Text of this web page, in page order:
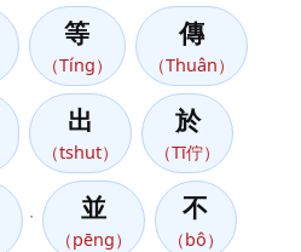
等
（Tíng）
傳
（Thuân）
出
（tshut）
於
（Tī佇）
並
（pēng）
不
（bô）